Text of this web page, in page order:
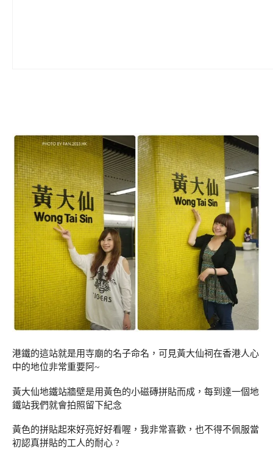
港鐵的這站就是用寺廟的名子命名，可見黃大仙祠在香港人心
中的地位非常重要阿~
黃大仙地鐵站牆壁是用黃色的小磁磚拼貼而成，每到達一個地
鐵站我們就會拍照留下紀念
黃色的拼貼起來好亮好好看喔，我非常喜歡，也不得不佩服當
初認真拼貼的工人的耐心 ?